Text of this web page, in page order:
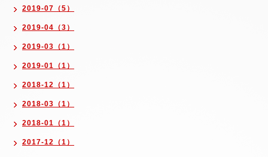
2019-07（5）
2019-04（3）
2019-03（1）
2019-01（1）
2018-12（1）
2018-03（1）
2018-01（1）
2017-12（1）